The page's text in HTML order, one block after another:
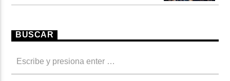
BUSCAR